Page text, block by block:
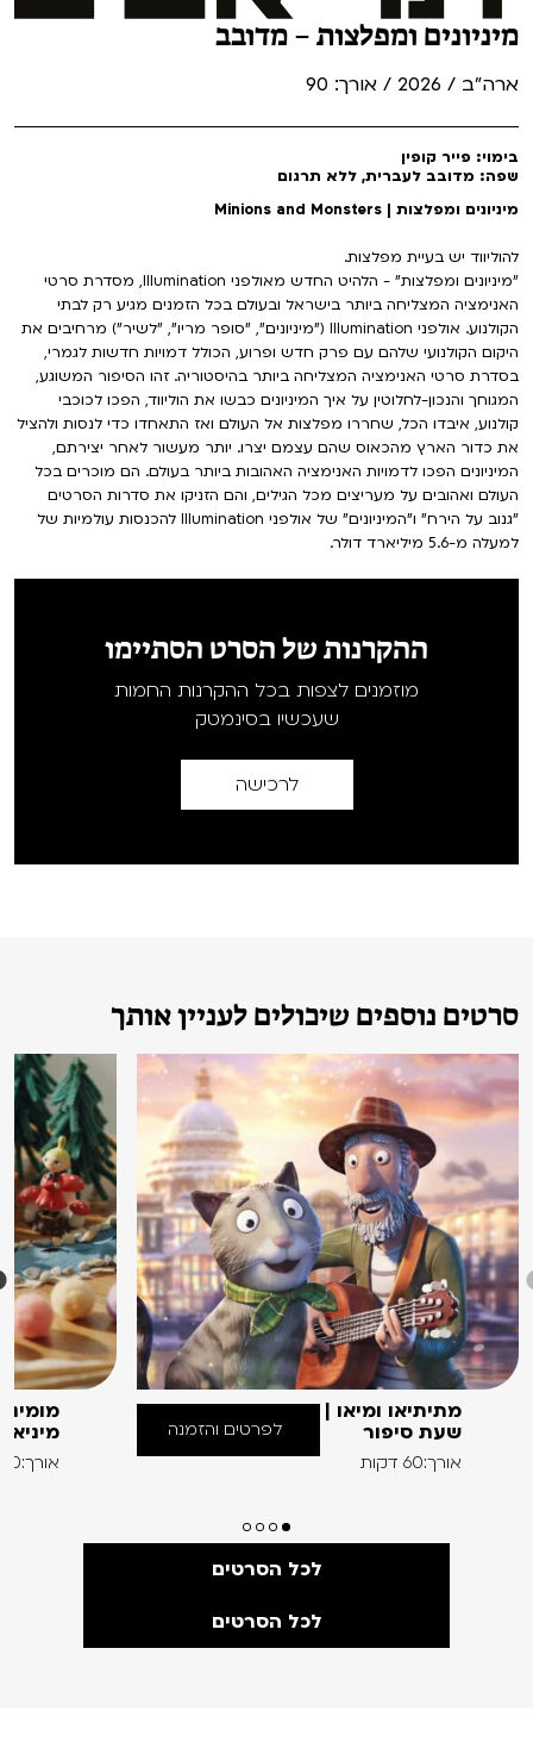
מיניונים ומפלצות – מדובב
ארה"ב / 2026 / אורך: 90
בימוי: פייר קופין
שפה: מדובב לעברית, ללא תרגום
מיניונים ומפלצות | Minions and Monsters
להוליווד יש בעיית מפלצות.
"מיניונים ומפלצות" - הלהיט החדש מאולפני Illumination, מסדרת סרטי
האנימציה המצליחה ביותר בישראל ובעולם בכל הזמנים מגיע רק לבתי
הקולנוע. אולפני Illumination ("מיניונים", "סופר מריו", "לשיר") מרחיבים את
היקום הקולנועי שלהם עם פרק חדש ופרוע, הכולל דמויות חדשות לגמרי,
בסדרת סרטי האנימציה המצליחה ביותר בהיסטוריה. זהו הסיפור המשוגע,
המגוחך והנכון-לחלוטין על איך המיניונים כבשו את הוליווד, הפכו לכוכבי
קולנוע, איבדו הכל, שחררו מפלצות אל העולם ואז התאחדו כדי לנסות ולהציל
את כדור הארץ מהכאוס שהם עצמם יצרו. יותר מעשור לאחר יצירתם,
המיניונים הפכו לדמויות האנימציה האהובות ביותר בעולם. הם מוכרים בכל
העולם ואהובים על מעריצים מכל הגילים, והם הזניקו את סדרות הסרטים
"גנוב על הירח" ו"המיניונים" של אולפני Illumination להכנסות עולמיות של
למעלה מ-5.6 מיליארד דולר.
ההקרנות של הסרט הסתיימו
מוזמנים לצפות בכל ההקרנות החמות
שעכשיו בסינמטק
לרכישה
סרטים נוספים שיכולים לעניין אותך
מתיתיאו ומיאו |
שעת סיפור
אורך:60 דקות
לפרטים והזמנה
אורך:60 דקות
לכל הסרטים
לכל הסרטים